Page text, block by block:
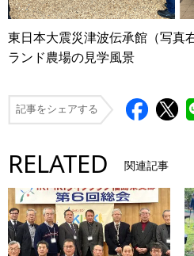
東日本大震災津波伝承館（写真
ランド農場の見学風景
記事をシェアする
RELATED 関連記事